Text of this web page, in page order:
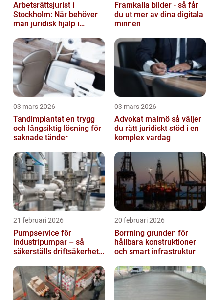
Arbetsrättsjurist i
Stockholm: När behöver
man juridisk hjälp i
Framkalla bilder - så får
du ut mer av dina digitala
minnen
03 mars 2026
Tandimplantat en trygg
och långsiktig lösning för
saknade tänder
03 mars 2026
Advokat malmö så väljer
du rätt juridiskt stöd i en
komplex vardag
21 februari 2026
Pumpservice för
industripumpar – så
säkerställs driftsäkerhet
20 februari 2026
Borrning grunden för
hållbara konstruktioner
och smart infrastruktur